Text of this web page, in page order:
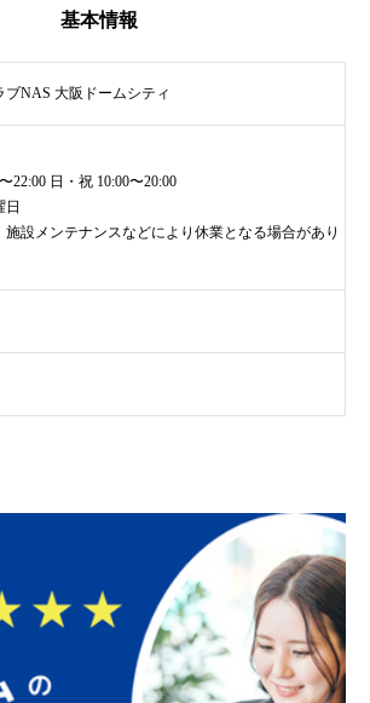
基本情報
ブNAS 大阪ドームシティ
22:00 日・祝 10:00〜20:00
設メンテナンスなどにより休業となる場合があり